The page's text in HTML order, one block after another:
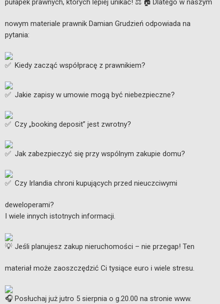
pułapek prawnych, których lepiej unikać! Dlatego w naszym
nowym materiale prawnik Damian Grudzień odpowiada na
pytania:
Kiedy zacząć współpracę z prawnikiem?
Jakie zapisy w umowie mogą być niebezpieczne?
Czy „booking deposit” jest zwrotny?
Jak zabezpieczyć się przy wspólnym zakupie domu?
Czy Irlandia chroni kupujących przed nieuczciwymi
deweloperami?
I wiele innych istotnych informacji.
Jeśli planujesz zakup nieruchomości – nie przegap! Ten
materiał może zaoszczędzić Ci tysiące euro i wiele stresu.
Posłuchaj już jutro 5 sierpnia o g.20.00 na stronie www.